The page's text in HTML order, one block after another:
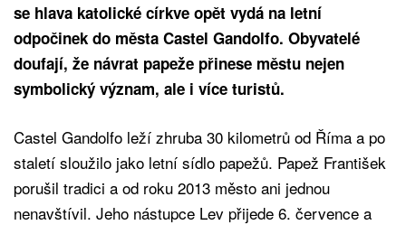
se hlava katolické církve opět vydá na letní
odpočinek do města Castel Gandolfo. Obyvatelé
doufají, že návrat papeže přinese městu nejen
symbolický význam, ale i více turistů.
Castel Gandolfo leží zhruba 30 kilometrů od Říma a po
staletí sloužilo jako letní sídlo papežů. Papež František
porušil tradici a od roku 2013 město ani jednou
nenavštívil. Jeho nástupce Lev přijede 6. července a